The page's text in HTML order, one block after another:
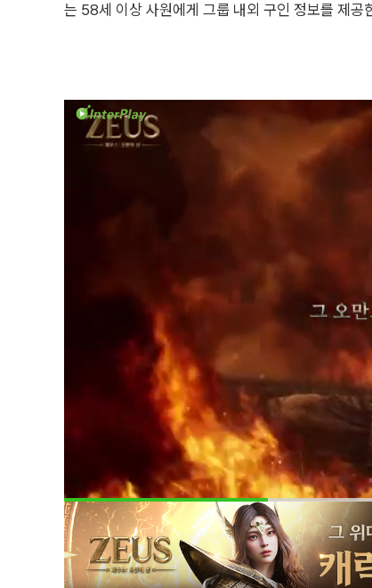
는 58세 이상 사원에게 그룹 내외 구인 정보를 제공